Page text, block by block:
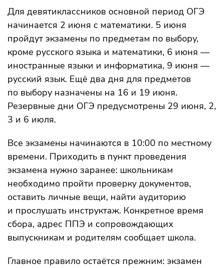
Для девятиклассников основной период ОГЭ
начинается 2 июня с математики. 5 июня
пройдут экзамены по предметам по выбору,
кроме русского языка и математики, 6 июня —
иностранные языки и информатика, 9 июня —
русский язык. Ещё два дня для предметов
по выбору назначены на 16 и 19 июня.
Резервные дни ОГЭ предусмотрены 29 июня, 2,
3 и 6 июля.
Все экзамены начинаются в 10:00 по местному
времени. Приходить в пункт проведения
экзамена нужно заранее: школьникам
необходимо пройти проверку документов,
оставить личные вещи, найти аудиторию
и прослушать инструктаж. Конкретное время
сбора, адрес ППЭ и сопровождающих
выпускникам и родителям сообщает школа.
Главное правило остаётся прежним: экзамен